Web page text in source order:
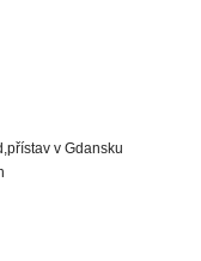
v Gdansku